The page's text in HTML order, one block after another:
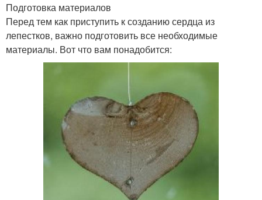
Подготовка материалов
Перед тем как приступить к созданию сердца из
лепестков, важно подготовить все необходимые
материалы. Вот что вам понадобится: